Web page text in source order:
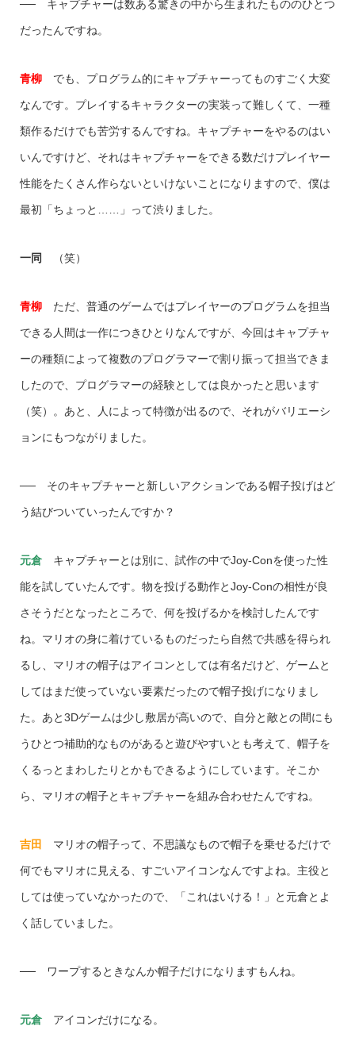
── キャプチャーは数ある驚きの中から生まれたもののひとつ
だったんですね。
青柳でも、プログラム的にキャプチャーってものすごく大変
なんです。プレイするキャラクターの実装って難しくて、一種
類作るだけでも苦労するんですね。キャプチャーをやるのはい
いんですけど、それはキャプチャーをできる数だけプレイヤー
性能をたくさん作らないといけないことになりますので、僕は
最初「ちょっと……」って渋りました。
一同 （笑）
青柳ただ、普通のゲームではプレイヤーのプログラムを担当
できる人間は一作につきひとりなんですが、今回はキャプチャ
ーの種類によって複数のプログラマーで割り振って担当できま
したので、プログラマーの経験としては良かったと思います
（笑）。あと、人によって特徴が出るので、それがバリエーシ
ョンにもつながりました。
── そのキャプチャーと新しいアクションである帽子投げはど
う結びついていったんですか？
元倉キャプチャーとは別に、試作の中でJoy-Conを使った性
能を試していたんです。物を投げる動作とJoy-Conの相性が良
さそうだとなったところで、何を投げるかを検討したんです
ね。マリオの身に着けているものだったら自然で共感を得られ
るし、マリオの帽子はアイコンとしては有名だけど、ゲームと
してはまだ使っていない要素だったので帽子投げになりまし
た。あと3Dゲームは少し敷居が高いので、自分と敵との間にも
うひとつ補助的なものがあると遊びやすいとも考えて、帽子を
くるっとまわしたりとかもできるようにしています。そこか
ら、マリオの帽子とキャプチャーを組み合わせたんですね。
吉田 マリオの帽子って、不思議なもので帽子を乗せるだけで
何でもマリオに見える、すごいアイコンなんですよね。主役と
しては使っていなかったので、「これはいける！」と元倉とよ
く話していました。
── ワープするときなんか帽子だけになりますもんね。
元倉アイコンだけになる。